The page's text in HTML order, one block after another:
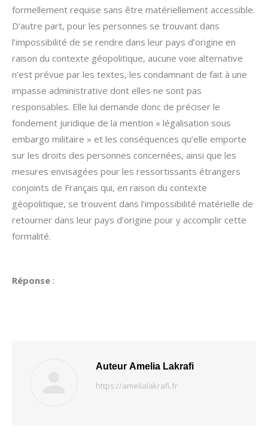
formellement requise sans être matériellement accessible.
D’autre part, pour les personnes se trouvant dans
l’impossibilité de se rendre dans leur pays d’origine en
raison du contexte géopolitique, aucune voie alternative
n’est prévue par les textes, les condamnant de fait à une
impasse administrative dont elles ne sont pas
responsables. Elle lui demande donc de préciser le
fondement juridique de la mention « légalisation sous
embargo militaire » et les conséquences qu’elle emporte
sur les droits des personnes concernées, ainsi que les
mesures envisagées pour les ressortissants étrangers
conjoints de Français qui, en raison du contexte
géopolitique, se trouvent dans l’impossibilité matérielle de
retourner dans leur pays d’origine pour y accomplir cette
formalité.
Réponse :
Auteur Amelia Lakrafi
https://amelialakrafi.fr